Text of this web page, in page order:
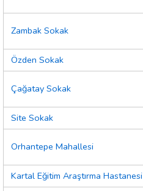
Zambak Sokak
Özden Sokak
Çağatay Sokak
Site Sokak
Orhantepe Mahallesi
Kartal Eğitim Araştırma Hastanesi